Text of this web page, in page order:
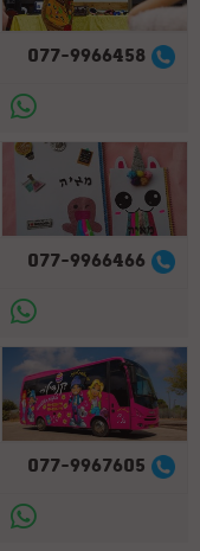
077-9966458
077-9966466
077-9967605